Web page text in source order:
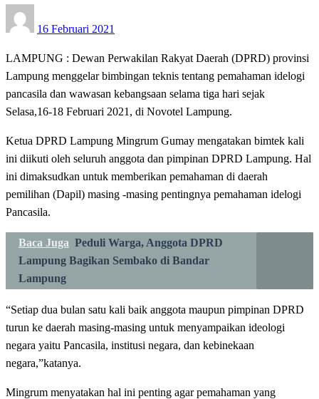
on
16 Februari 2021
LAMPUNG : Dewan Perwakilan Rakyat Daerah (DPRD) provinsi
Lampung menggelar bimbingan teknis tentang pemahaman idelogi
pancasila dan wawasan kebangsaan selama tiga hari sejak
Selasa,16-18 Februari 2021, di Novotel Lampung.
Ketua DPRD Lampung Mingrum Gumay mengatakan bimtek kali
ini diikuti oleh seluruh anggota dan pimpinan DPRD Lampung. Hal
ini dimaksudkan untuk memberikan pemahaman di daerah
pemilihan (Dapil) masing -masing pentingnya pemahaman idelogi
Pancasila.
Baca Juga Peduli Warga, Anggota DPRD
Lampung Bagikan Sembako di Bandar
Lampung
“Setiap dua bulan satu kali baik anggota maupun pimpinan DPRD
turun ke daerah masing-masing untuk menyampaikan ideologi
negara yaitu Pancasila, institusi negara, dan kebinekaan
negara,”katanya.
Mingrum menyatakan hal ini penting agar pemahaman yang